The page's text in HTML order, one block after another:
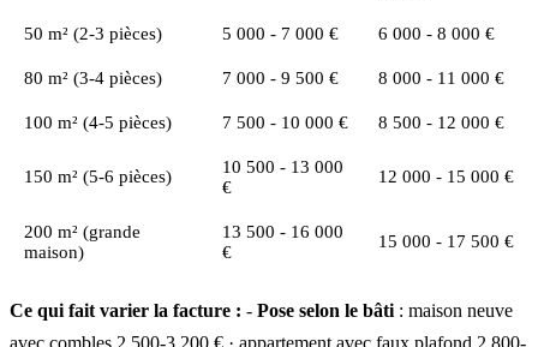
50 m² (2-3 pièces) 5 000 - 7 000 € 6 000 - 8 000 €
80 m² (3-4 pièces) 7 000 - 9 500 € 8 000 - 11 000 €
100 m² (4-5 pièces) 7 500 - 10 000 € 8 500 - 12 000 €
150 m² (5-6 pièces)
10 500 - 13 000
€
12 000 - 15 000 €
200 m² (grande
maison)
13 500 - 16 000
€
15 000 - 17 500 €
Ce qui fait varier la facture : - Pose selon le bâti : maison neuve
avec combles 2 500-3 200 € · appartement avec faux plafond 2 800-